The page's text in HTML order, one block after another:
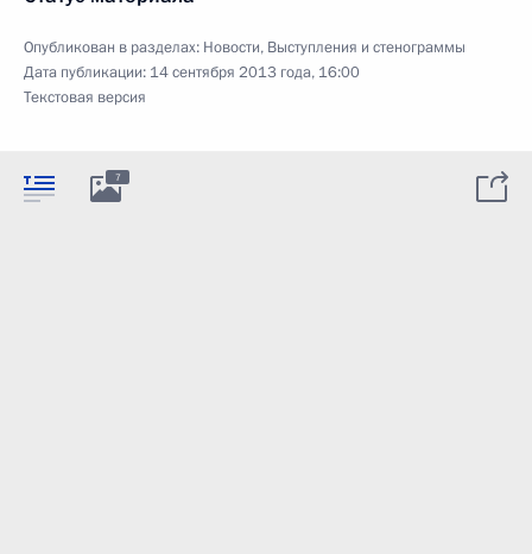
Опубликован в разделах: Новости, Выступления и стенограммы
Дата публикации: 14 сентября 2013 года, 16:00
Текстовая версия
7